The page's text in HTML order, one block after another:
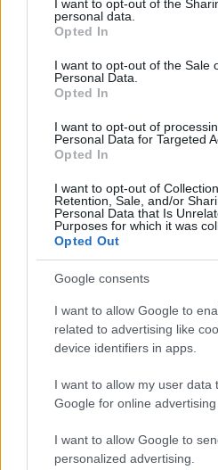
not limited to your visit or usage
grant or deny consent to Google
use your data for below specified
consent section.
I want to opt-out of the
personal data.
Opted In
I want to opt-out of the Sale
Personal Data.
Opted In
I want to opt-out of
Personal Data for Targeted
Opted In
I want to opt-out of
Retention, Sale, and/or
Personal Data that Is
Purposes for which it was
Opted Out
Google consents
I want to allow Google to
related to advertising like
device identifiers in apps.
I want to allow my user data
Google for online advertising
I want to allow Google to
personalized advertising.
Meccs Center
Manchester